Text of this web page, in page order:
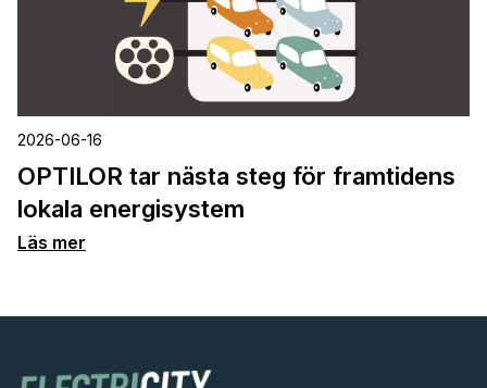
2026-06-16
OPTILOR tar nästa steg för framtidens
lokala energisystem
Läs mer